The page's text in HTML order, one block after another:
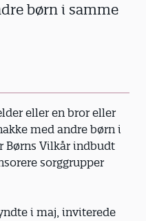
børn i samme
eller en bror eller
med andre børn i
Børns Vilkår indbudt
sorggrupper
i maj, inviterede